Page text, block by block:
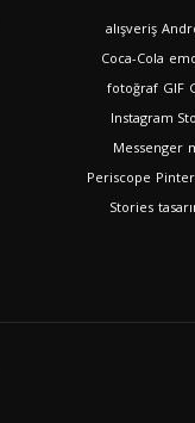
alışveriş
Coca-Cola
fotoğraf GIF
Instagram
Messenger
Periscope
Stories